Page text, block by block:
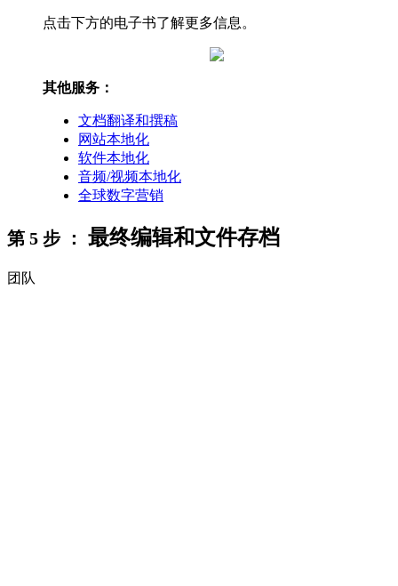
点击下方的电子书了解更多信息。
其他服务：
文档翻译和撰稿
网站本地化
软件本地化
音频/视频本地化
全球数字营销
第 5 步 ： 最终编辑和文件存档
团队